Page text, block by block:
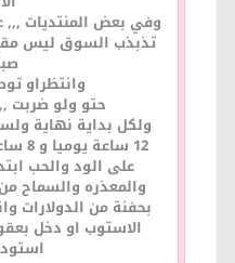
وفي بعض المنتديات ,,,
تذبذب السوق ليس
وانتظراو
حتو ولو ضربت
ولكل بداية نهاية
12 ساعة يوميا و 8 ساعات دوام و 4 ساعات نوم
على الود والحب
والمعذره والسماح
بحفنة من الدولارات
الاستوب او دخل